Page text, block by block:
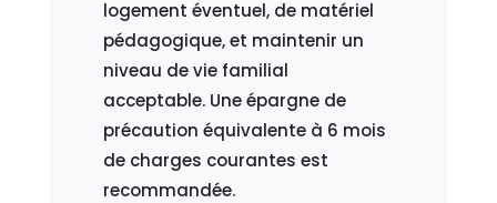
logement éventuel, de matériel
pédagogique, et maintenir un
niveau de vie familial
acceptable. Une épargne de
précaution équivalente à 6 mois
de charges courantes est
recommandée.